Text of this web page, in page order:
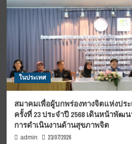
ในประเทศ
สมาคมเพื่อผู้บกพร่องทางจิตแห่งปร
ครั้งที่ 23 ประจำปี 2568 เดินหน้าพัฒ
การดำเนินงานด้านสุขภาพจิต
admin 23/07/2026